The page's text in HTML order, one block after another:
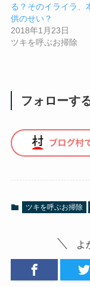
る？そのイライラ、
供のせい？
2018年1月23日
ツキを呼ぶお掃除
フォローす
ツキを呼ぶお掃除
よ